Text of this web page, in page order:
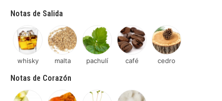
Notas de Salida
whisky malta pachulí café cedro
Notas de Corazón